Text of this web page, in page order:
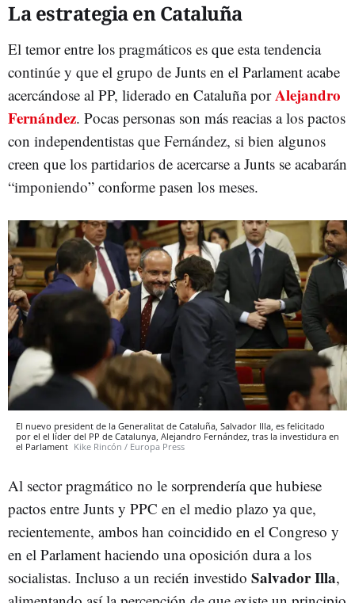
La estrategia en Cataluña
El temor entre los pragmáticos es que esta tendencia
continúe y que el grupo de Junts en el Parlament acabe
acercándose al PP, liderado en Cataluña porAlejandro
Fernández. Pocas personas son más reacias a los pactos
con independentistas que Fernández, si bien algunos
creen que los partidarios de acercarse a Junts se acabarán
“imponiendo” conforme pasen los meses.
El nuevo president de la Generalitat de Cataluña, Salvador Illa, es felicitado
por el el líder del PP de Catalunya, Alejandro Fernández, tras la investidura en
el Parlament Kike Rincón / Europa Press
Al sector pragmático no le sorprendería que hubiese
pactos entre Junts y PPC en el medio plazo ya que,
recientemente, ambos han coincidido en el Congreso y
en el Parlament haciendo una oposición dura a los
socialistas. Incluso a un recién investido Salvador Illa,